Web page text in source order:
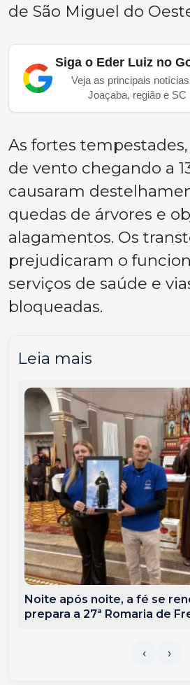
de São Miguel do
Siga o Eder Luiz no
Veja as principais
Joaçaba, região e SC
As fortes
de vento chegando a
causaram
quedas de árvores e
alagamentos. Os
prejudicaram o
serviços de saúde e
bloqueadas.
Leia mais
Noite após noite, a fé se
prepara a 27ª Romaria de